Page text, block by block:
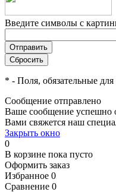
Введите символы с
* - Поля, обязательные
Сообщение отправлено
Ваше сообщение успешно
Вами свяжется наш
Закрыть окно
0
В корзине пока пусто
Оформить заказ
Избранное 0
Сравнение 0